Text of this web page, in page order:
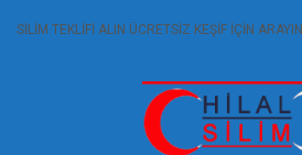
SİLİM TEKLİFİ ALIN ÜCRETSİZ KEŞİF İÇİN ARAYIN